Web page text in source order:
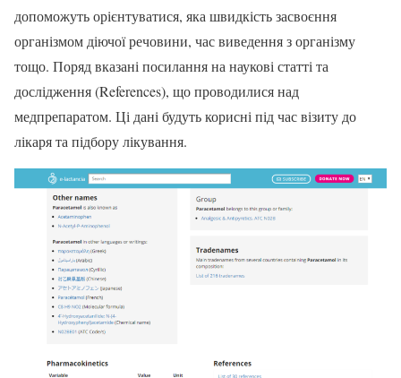
допоможуть орієнтуватися, яка швидкість засвоєння
організмом діючої речовини, час виведення з організму
тощо. Поряд вказані посилання на наукові статті та
дослідження (References), що проводилися над
медпрепаратом. Ці дані будуть корисні під час візиту до
лікаря та підбору лікування.